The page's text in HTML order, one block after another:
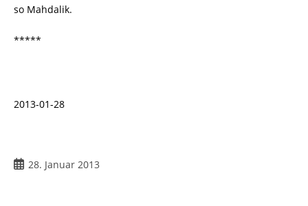
so Mahdalik.
*****
2013-01-28
28. Januar 2013